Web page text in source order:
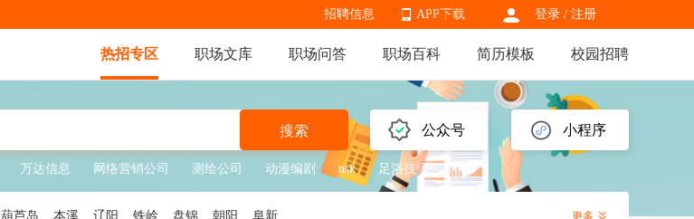
登录 / 注册
APP下载
APP下载
招聘信息
热招专区 职场文库 职场问答 职场百科 简历模板 校园招聘
公众号 小程序
搜索
万达信息 网络营销公司 测绘公司 动漫编剧 nsk 足浴技师
葫芦岛 本溪 辽阳 铁岭 盘锦 朝阳 阜新 更多